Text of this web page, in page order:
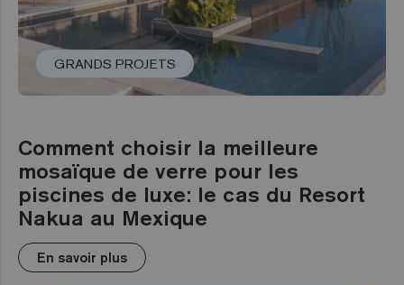
GRANDS PROJETS
Comment choisir la meilleure
mosaïque de verre pour les
piscines de luxe: le cas du Resort
Nakua au Mexique
En savoir plus